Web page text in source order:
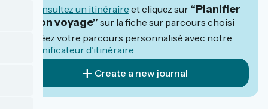
Consultez un itinéraire et cliquez sur “Planifier
mon voyage” sur la fiche sur parcours choisi
Créez votre parcours personnalisé avec notre
planificateur d’itinéraire
Create a new journal